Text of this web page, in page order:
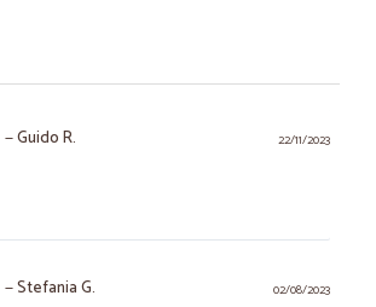
22/11/2023
—Guido R.
02/08/2023
—Stefania G.